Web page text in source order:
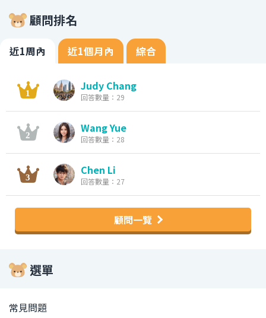
顧問排名
近1周內 近1個月內 綜合
Judy Chang
回答數量：29
Wang Yue
回答數量：28
Chen Li
回答數量：27
顧問一覽
選單
常見問題